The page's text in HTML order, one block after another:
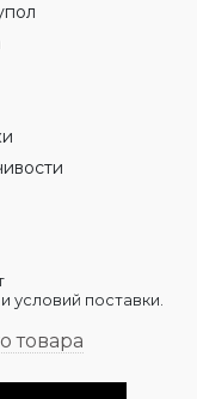
условий поставки.
товара